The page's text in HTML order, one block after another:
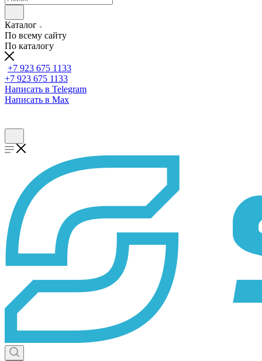
Каталог
По всему сайту
По каталогу
+7 923 675 1133
+7 923 675 1133
Написать в Telegram
Написать в Max